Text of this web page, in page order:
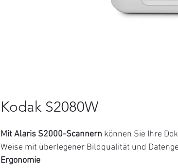
Kodak S2080W
Mit Alaris S2000-Scannern können Sie Ihre
Weise mit überlegener Bildqualität und
Ergonomie